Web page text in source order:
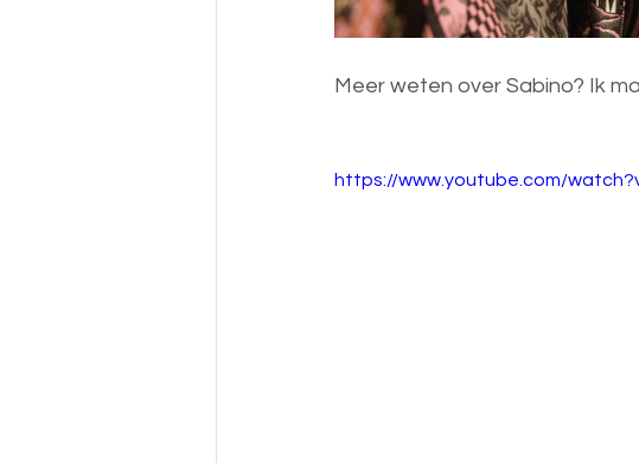
Meer weten over Sabino? Ik
https://www.youtube.com/